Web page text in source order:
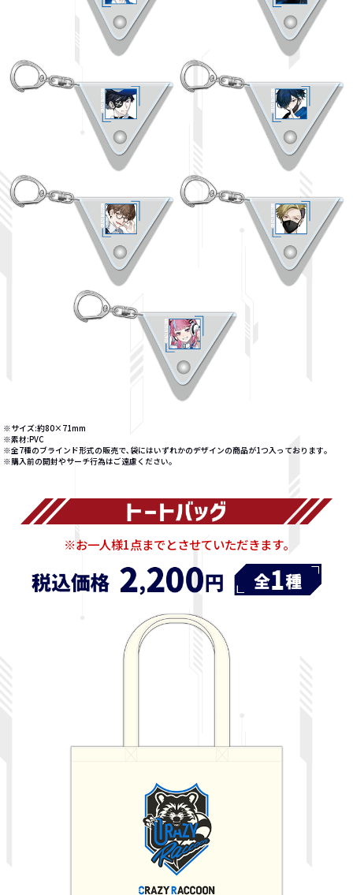
※サイズ:約80×71mm
※素材:PVC
※全7種のブラインド形式の販売で､袋にはいずれかのデザインの商品が1つ入っております｡
※購入前の開封やサーチ行為はご遠慮ください｡
※お一人様1点までとさせていただきます｡